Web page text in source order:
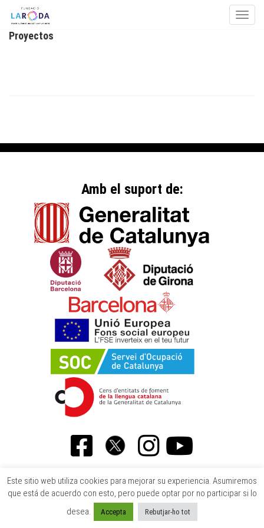
Skip to content
Proyectos
Amb el suport de:
Este sitio web utiliza cookies para mejorar su experiencia. Asumiremos
que está de acuerdo con esto, pero puede optar por no participar si lo
desea.
Accepta Rebutjar-ho tot